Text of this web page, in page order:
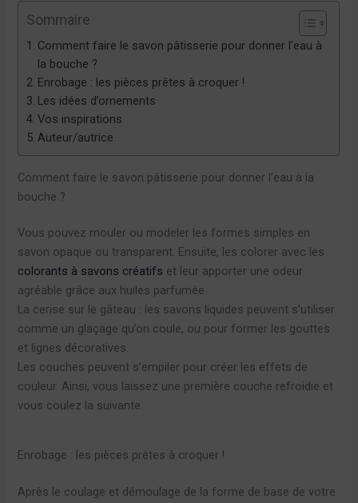
Sommaire
Comment faire le savon pâtisserie pour donner l’eau à
la bouche ?
Enrobage : les pièces prêtes à croquer !
Les idées d’ornements
Vos inspirations
Auteur/autrice
Comment faire le savon pâtisserie pour donner l’eau à la
bouche ?
Vous pouvez mouler ou modeler les formes simples en
savon opaque ou transparent. Ensuite, les colorer avec les
colorants à savons créatifs et leur apporter une odeur
agréable grâce aux huiles parfumée.
La cerise sur le gâteau : les savons liquides peuvent s’utiliser
comme un glaçage qu’on coule, ou pour former les gouttes
et lignes décoratives.
Les couches peuvent s’empiler pour créer les effets de
couleur. Ainsi, vous laissez une première couche refroidie et
vous coulez la suivante.
Enrobage : les pièces prêtes à croquer !
Après le coulage et démoulage de la forme de base de votre